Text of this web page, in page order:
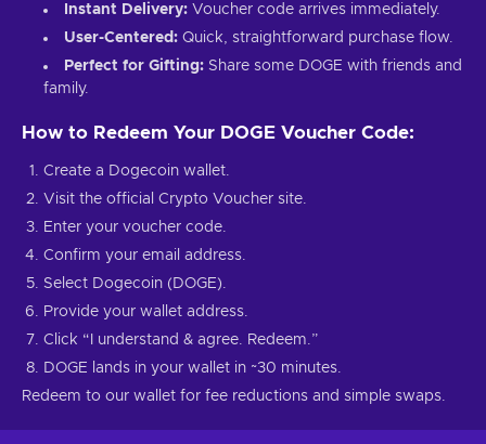
Instant Delivery: Voucher code arrives immediately.
User-Centered: Quick, straightforward purchase flow.
Perfect for Gifting: Share some DOGE with friends and
family.
How to Redeem Your DOGE Voucher Code:
Create a Dogecoin wallet.
Visit the official Crypto Voucher site.
Enter your voucher code.
Confirm your email address.
Select Dogecoin (DOGE).
Provide your wallet address.
Click “I understand & agree. Redeem.”
DOGE lands in your wallet in ~30 minutes.
Redeem to our wallet for fee reductions and simple swaps.